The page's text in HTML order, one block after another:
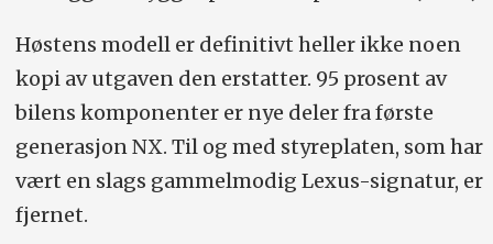
Høstens modell er definitivt heller ikke noen
kopi av utgaven den erstatter. 95 prosent av
bilens komponenter er nye deler fra første
generasjon NX. Til og med styreplaten, som har
vært en slags gammelmodig Lexus-signatur, er
fjernet.